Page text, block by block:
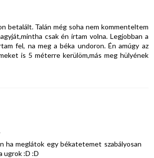
betalált. Talán még soha nem kommenteltem
csak én írtam volna. Legjobban a
fel, na meg a béka undoron. Én amúgy az
is 5 méterre kerülöm,más meg hülyének
ha meglátok egy békatetemet szabályosan
ugrok :D :D